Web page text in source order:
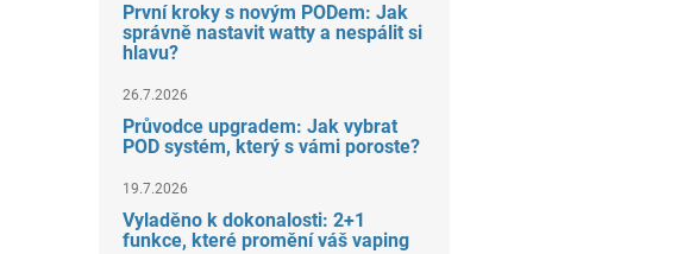
První kroky s novým PODem: Jak
správně nastavit watty a nespálit si
hlavu?
26.7.2026
Průvodce upgradem: Jak vybrat
POD systém, který s vámi poroste?
19.7.2026
Vyladěno k dokonalosti: 2+1
funkce, které promění váš vaping